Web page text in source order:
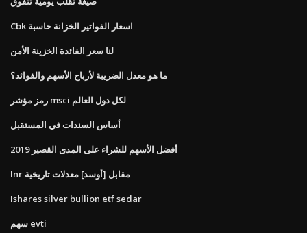
Cbk اسعار الفواتير الخزانة حاسبة
لنا سعر الفائدة الخزينة الأمن
ما هو معدل الضريبة لأرباح الأسهم والفوائد؟
رمز مؤشر msci لكل دول العالم
أساس السندات في المستقبل
أفضل الأسهم للشراء على المدى القصير 2019
Inr مقابل [أوسد] معدلات تاريخية
Ishares silver bullion etf sedar
سهم evti